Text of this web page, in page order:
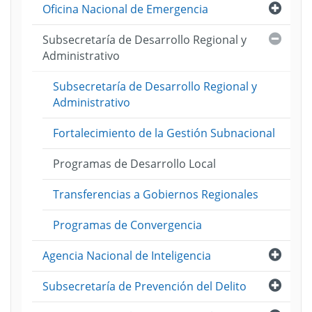
Abrir
Oficina Nacional de Emergencia
Subsecretaría de Desarrollo Regional y
Administrativo
Subsecretaría de Desarrollo Regional y
Administrativo
Fortalecimiento de la Gestión Subnacional
Programas de Desarrollo Local
Transferencias a Gobiernos Regionales
Programas de Convergencia
Abrir
Agencia Nacional de Inteligencia
Abrir
Subsecretaría de Prevención del Delito